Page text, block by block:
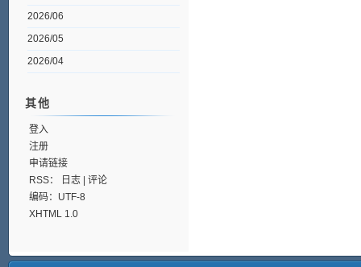
2026/06
2026/05
2026/04
其他
登入
注册
申请链接
RSS：
日志| 评论
编码：UTF-8
XHTML 1.0